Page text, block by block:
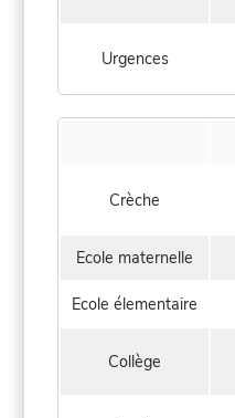
Urgences
Crèche
Ecole maternelle
Ecole élementaire
Collège